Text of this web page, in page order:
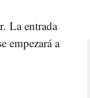
La entrada
empezará a